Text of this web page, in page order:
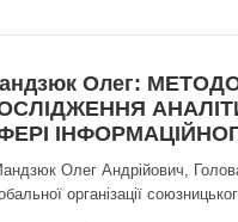
Олег:
Олег Андрійович, Голова
організації